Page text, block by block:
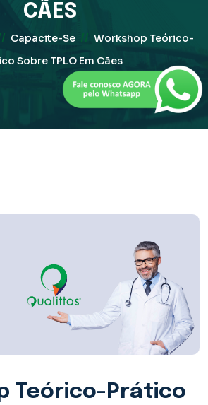
CÃES
Capacite-Se // Workshop Teórico-
Sobre TPLO Em Cães
Teórico-Prático